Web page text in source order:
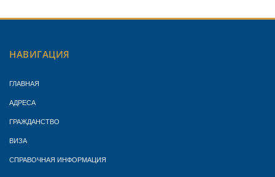
НАВИГАЦИЯ
ГЛАВНАЯ
АДРЕСА
ГРАЖДАНСТВО
ВИЗА
СПРАВОЧНАЯ ИНФОРМАЦИЯ